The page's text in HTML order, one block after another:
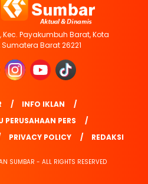
Kec. Payakumbuh Barat, Kota
Barat 26221
INFO IKLAN
PERUSAHAAN PERS
PRIVACY POLICY REDAKSI
SUMBAR - ALL RIGHTS RESERVED